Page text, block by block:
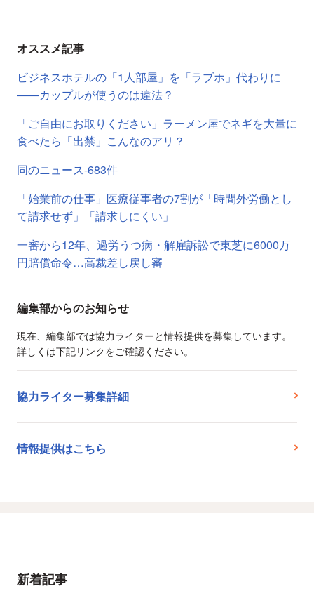
オススメ記事
ビジネスホテルの「1人部屋」を「ラブホ」代わりに
――カップルが使うのは違法？
「ご自由にお取りください」ラーメン屋でネギを大量に
食べたら「出禁」こんなのアリ？
同のニュース-683件
「始業前の仕事」医療従事者の7割が「時間外労働とし
て請求せず」「請求しにくい」
一審から12年、過労うつ病・解雇訴訟で東芝に6000万
円賠償命令…高裁差し戻し審
編集部からのお知らせ
現在、編集部では協力ライターと情報提供を募集しています。
詳しくは下記リンクをご確認ください。
協力ライター募集詳細
情報提供はこちら
新着記事